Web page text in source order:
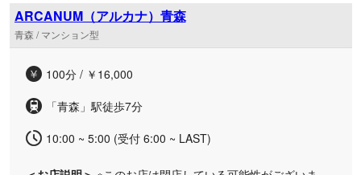
から徒歩約10分の好立地にあるマンション型のワンルーム。
周りの目を一切気にせず、心からリフレッシュできる特別な
空間をご用意しております。 人気のWセラピストによるメニ
レミアムな体験です。事前のリクエストも大歓迎ですので、
り添い、お帰りの瞬間まで温もり溢れるおもてなしで癒やし
をお約束いたします。
ARCANUM（アルカナ）青森
青森 / マンション型
100分 / ￥16,000
「青森」駅徒歩7分
10:00 ~ 5:00 (受付 6:00 ~ LAST)